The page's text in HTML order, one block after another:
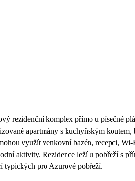
rezidenční komplex přímo u písečné
apartmány s kuchyňským koutem,
využít venkovní bazén, recepci,
aktivity. Rezidence leží u pobřeží s
typických pro Azurové pobřeží.